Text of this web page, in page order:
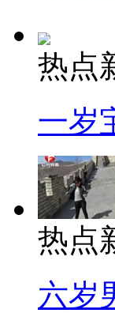
热点
一岁
热点
六岁